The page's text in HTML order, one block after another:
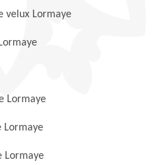
velux Lormaye
Lormaye
Lormaye
Lormaye